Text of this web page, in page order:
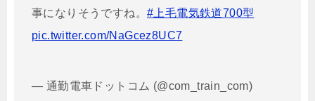
事になりそうですね。 #上毛電気鉄道700型
pic.twitter.com/NaGcez8UC7
— 通勤電車ドットコム (@com_train_com)